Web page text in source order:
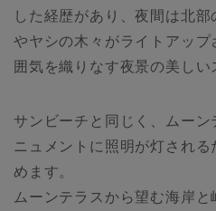
した経歴があり、夜間は北
やヤシの木々がライトアッ
囲気を織りなす夜景の美しい
サンビーチと同じく、ムー
ニュメントに照明が灯され
めます。
ムーンテラスから望む海岸と